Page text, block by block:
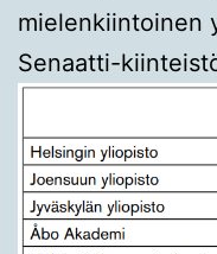
mielenkiintoinen
Senaatti-